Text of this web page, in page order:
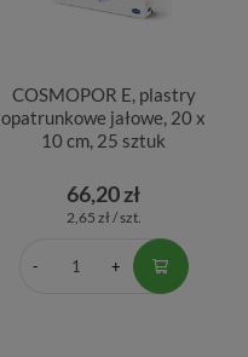
COSMOPOR E, plastry
opatrunkowe jałowe, 20 x
10 cm, 25 sztuk
66,20 zł
2,65 zł / szt.